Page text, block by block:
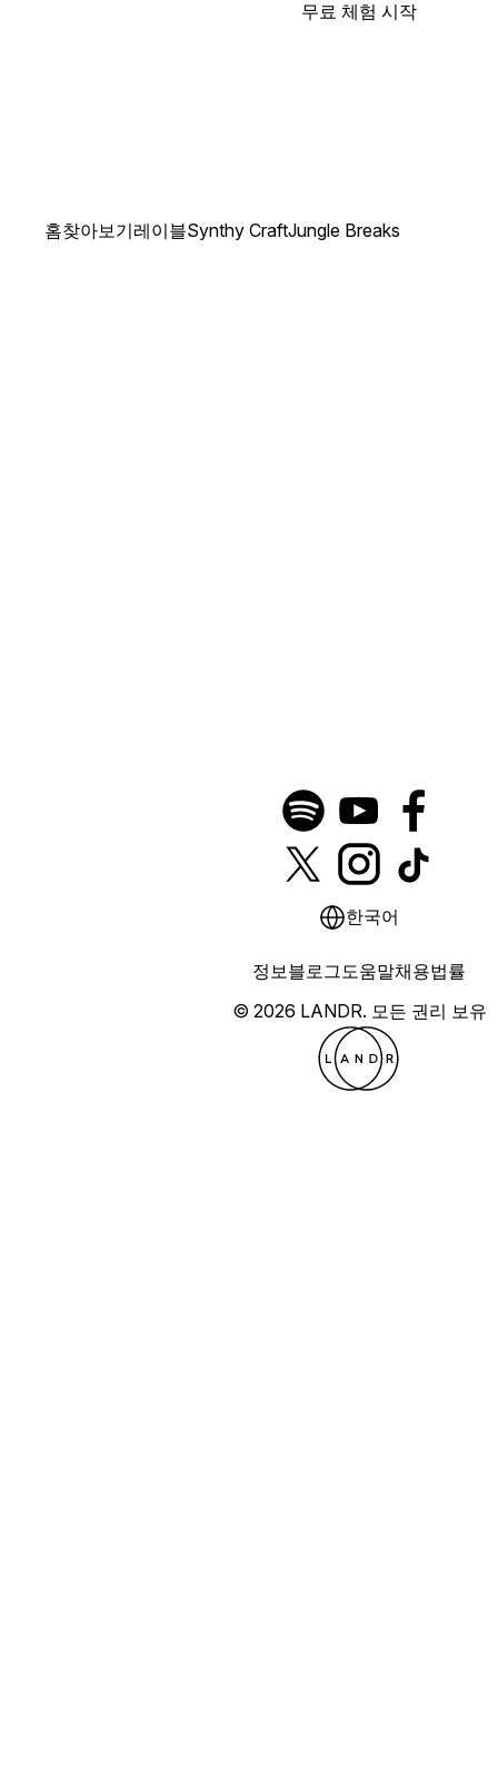
무료 체험 시작
홈찾아보기레이블Synthy CraftJungle Breaks
한국어
© 2026 LANDR. 모든 권리 보유
정보블로그도움말채용법률